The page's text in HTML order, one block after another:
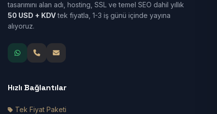
tasarımını alan adı, hosting, SSL ve temel SEO dahil yıllık
50 USD + KDVtek fiyatla, 1-3 iş günü içinde yayına
alıyoruz.
Hızlı Bağlantılar
Tek Fiyat Paketi